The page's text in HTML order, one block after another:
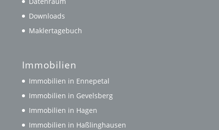
Downloads
Maklertagebuch
Immobilien
Immobilien in Ennepetal
Immobilien in Gevelsberg
Immobilien in Hagen
Immobilien in Haßlinghausen